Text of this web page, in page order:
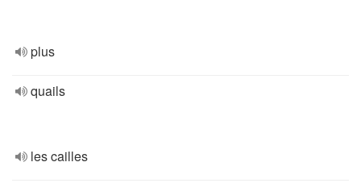
plus
quails
les cailles